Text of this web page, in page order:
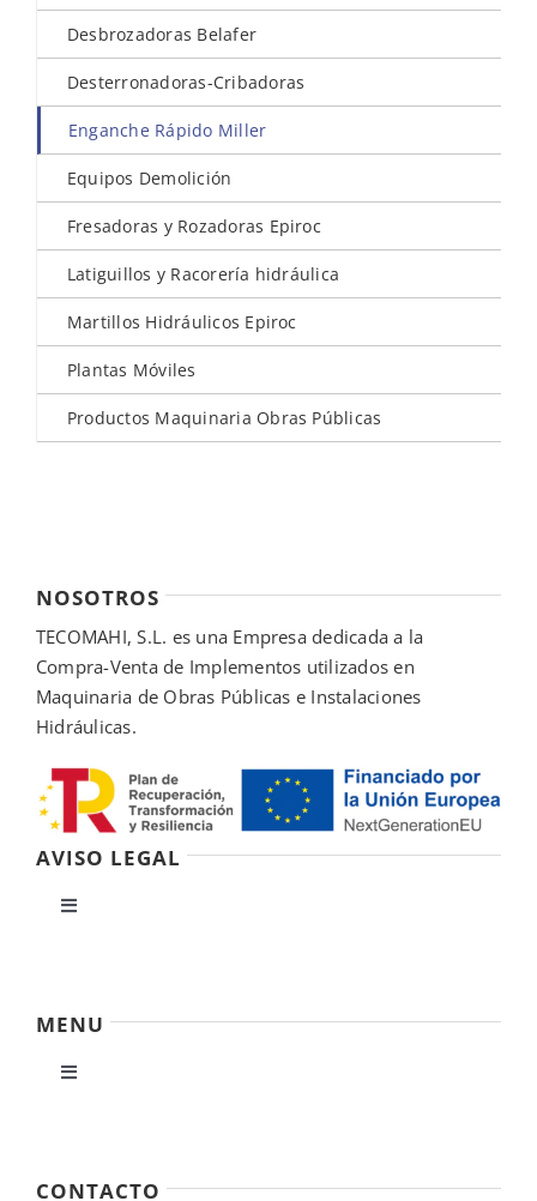
Desbrozadoras Belafer
Desterronadoras-Cribadoras
Enganche Rápido Miller
Equipos Demolición
Fresadoras y Rozadoras Epiroc
Latiguillos y Racorería hidráulica
Martillos Hidráulicos Epiroc
Plantas Móviles
Productos Maquinaria Obras Públicas
NOSOTROS
TECOMAHI, S.L. es una Empresa dedicada a la
Compra-Venta de Implementos utilizados en
Maquinaria de Obras Públicas e Instalaciones
Hidráulicas.
AVISO LEGAL
Toggle
MENU
Toggle
CONTACTO